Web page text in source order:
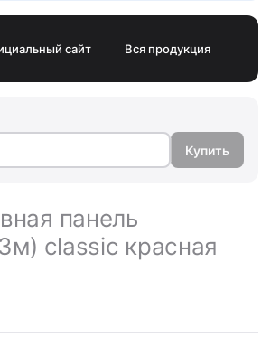
сайт Вся продукция
Купить
панель
classic красная